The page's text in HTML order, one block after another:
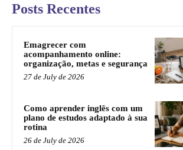
Posts Recentes
Emagrecer com
acompanhamento online:
organização, metas e segurança
27 de July de 2026
Como aprender inglês com um
plano de estudos adaptado à sua
rotina
26 de July de 2026